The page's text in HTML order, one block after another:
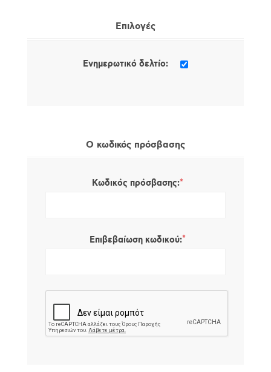
Επιλογές
Ενημερωτικό δελτίο:
Ο κωδικός πρόσβασης
Κωδικός πρόσβασης:*
Επιβεβαίωση κωδικού:*